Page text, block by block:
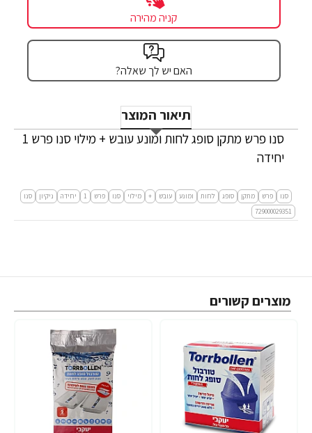
קניה מהירה
האם יש לך שאלה?
תיאור המוצר
סנו פרש מתקן סופג לחות ומונע עובש + מילוי סנו פרש 1
יחידה
סנו פרש מתקן סופג לחות ומונע עובש + מילוי סנו פרש 1 יחידה ניקיון
סנו
729000029351
מוצרים קשורים